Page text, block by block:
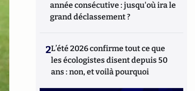
année consécutive : jusqu'où ira le
grand déclassement ?
2L’été 2026 confirme tout ce que
les écologistes disent depuis 50
ans : non, et voilà pourquoi